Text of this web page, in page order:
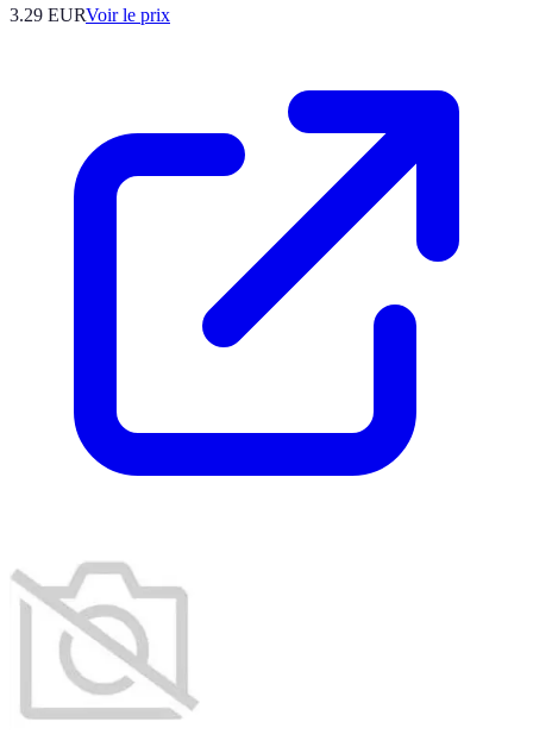
3.29 EURVoir le prix